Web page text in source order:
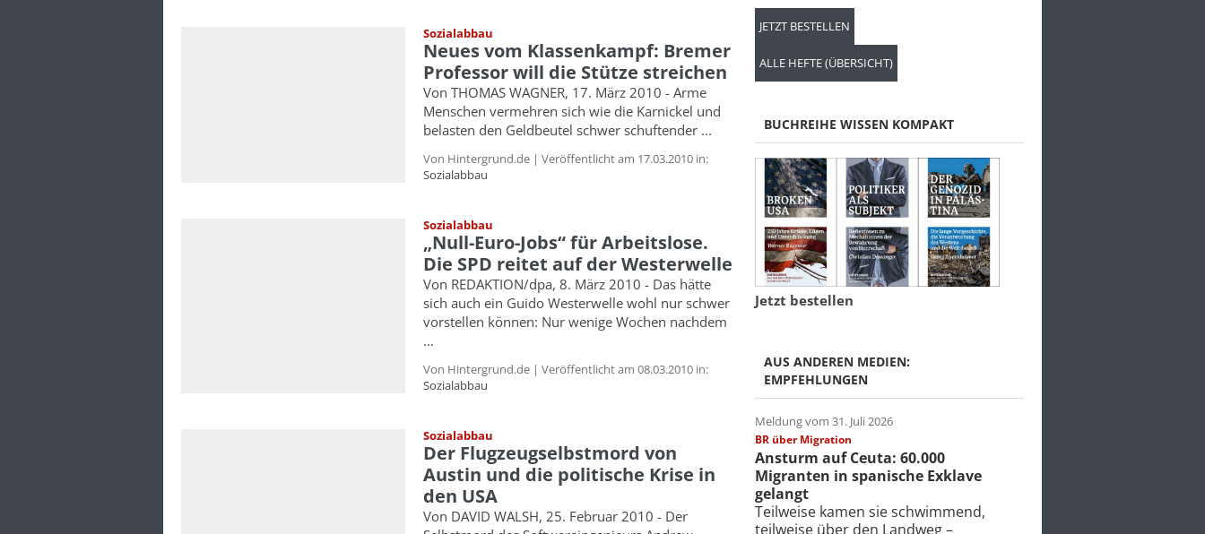
Sozialabbau
Neues vom Klassenkampf: Bremer
Professor will die Stütze streichen
Von THOMAS WAGNER, 17. März 2010 - Arme
Menschen vermehren sich wie die Karnickel und
belasten den Geldbeutel schwer schuftender ...
Von Hintergrund.de | Veröffentlicht am 17.03.2010 in:
Sozialabbau
Sozialabbau
„Null-Euro-Jobs“ für Arbeitslose.
Die SPD reitet auf der Westerwelle
Von REDAKTION/dpa, 8. März 2010 - Das hätte
sich auch ein Guido Westerwelle wohl nur schwer
vorstellen können: Nur wenige Wochen nachdem
...
Von Hintergrund.de | Veröffentlicht am 08.03.2010 in:
Sozialabbau
Sozialabbau
Der Flugzeugselbstmord von
Austin und die politische Krise in
den USA
Von DAVID WALSH, 25. Februar 2010 - Der
JETZT BESTELLEN
ALLE HEFTE (ÜBERSICHT)
BUCHREIHE WISSEN KOMPAKT
Jetzt bestellen
AUS ANDEREN MEDIEN:
EMPFEHLUNGEN
Meldung vom 31. Juli 2026
BR über Migration
Ansturm auf Ceuta: 60.000
Migranten in spanische Exklave
gelangt
Teilweise kamen sie schwimmend,
teilweise über den Landweg –